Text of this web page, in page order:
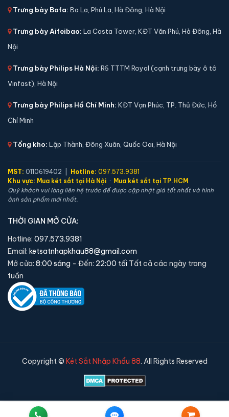
Trưng bày Bofa: Ba La, Phú La, Hà Đông, Hà Nội
Trưng bày Aifeibao: La Casta Tower, KĐT Văn Phú, Hà Đông, Hà
Nội
Trưng bày Philips Hà Nội: R6 TTTM Royal (cạnh trưng bày ô tô
Vinfast), Hà Nội
Trưng bày Philips Hồ Chí Minh: KĐT Vạn Phúc, TP. Thủ Đức, Hồ
Chí Minh
Tổng kho: Lập Thành, Đông Xuân, Quốc Oai, Hà Nội
MST: 0110619402 | Hotline: 097.573.9381
Khu vực: Mua két sắt tại Hà Nội · Mua két sắt tại TP.HCM
Quý khách vui lòng liên hệ trước để được cập nhật giá tốt nhất và hình
ảnh sản phẩm mới nhất.
THỜI GIAN MỞ CỬA:
Hotline: 097.573.9381
Email: ketsatnhapkhau88@gmail.com
Mở cửa: 8:00 sáng - Đến: 22:00 tối Tất cả các ngày trong
tuần
Copyright © Két Sắt Nhập Khẩu 88. All Rights Reserved